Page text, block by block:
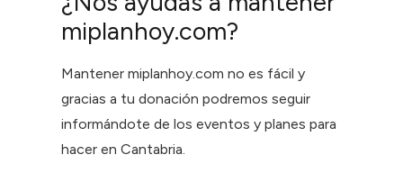
miplanhoy.com?
Mantener miplanhoy.com no es fácil y
gracias a tu donación podremos seguir
informándote de los eventos y planes para
hacer en Cantabria.